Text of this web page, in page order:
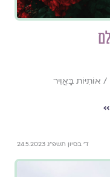
בָּאֲוִיר
ד׳ בסיון תשפ״ג 24.5.2023